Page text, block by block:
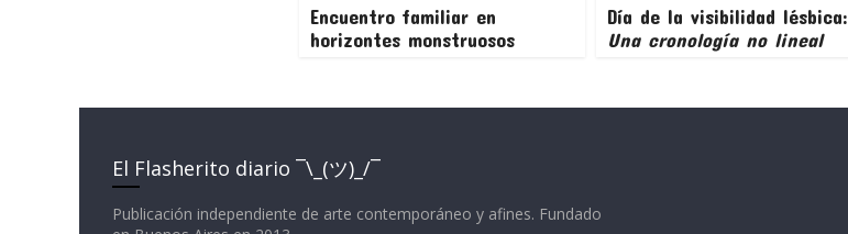
Encuentro familiar en
horizontes monstruosos
Día de la visibilidad lésbica:
Una cronología no lineal
El Flasherito diario ¯\_(ツ)_/¯
Publicación independiente de arte contemporáneo y afines. Fundado